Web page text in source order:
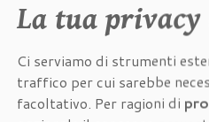
La tuaprivacy
Ci serviamo di strumenti
traffico per cui sarebbe
facoltativo. Per ragioni di